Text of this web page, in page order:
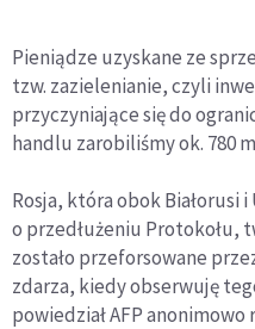
Pieniądze uzyskane ze
tzw. zazielenianie, czyli
przyczyniające się do
handlu zarobiliśmy ok. 780
Rosja, która obok Białorusi
o przedłużeniu Protokołu,
zostało przeforsowane
zdarza, kiedy obserwuję
powiedział AFP